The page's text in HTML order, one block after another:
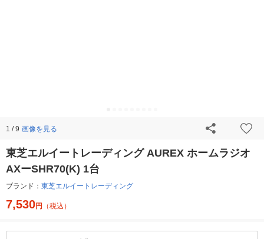
1 / 9 画像を見る
東芝エルイートレーディング AUREX ホームラジオ
AXーSHR70(K) 1台
ブランド： 東芝エルイートレーディング
7,530円 （税込）